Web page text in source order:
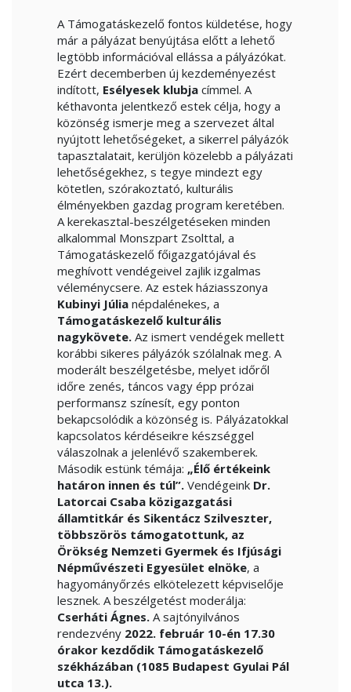
A Támogatáskezelő fontos küldetése, hogy
már a pályázat benyújtása előtt a lehető
legtöbb információval ellássa a pályázókat.
Ezért decemberben új kezdeményezést
indított, Esélyesek klubja címmel. A
kéthavonta jelentkező estek célja, hogy a
közönség ismerje meg a szervezet által
nyújtott lehetőségeket, a sikerrel pályázók
tapasztalatait, kerüljön közelebb a pályázati
lehetőségekhez, s tegye mindezt egy
kötetlen, szórakoztató, kulturális
élményekben gazdag program keretében.
A kerekasztal-beszélgetéseken minden
alkalommal Monszpart Zsolttal, a
Támogatáskezelő főigazgatójával és
meghívott vendégeivel zajlik izgalmas
véleménycsere. Az estek háziasszonya
Kubinyi Júlia népdalénekes, a
Támogatáskezelő kulturális
nagykövete. Az ismert vendégek mellett
korábbi sikeres pályázók szólalnak meg. A
moderált beszélgetésbe, melyet időről
időre zenés, táncos vagy épp prózai
performansz színesít, egy ponton
bekapcsolódik a közönség is. Pályázatokkal
kapcsolatos kérdéseikre készséggel
válaszolnak a jelenlévő szakemberek.
Második estünk témája: „Élő értékeink
határon innen és túl”. Vendégeink Dr.
Latorcai Csaba közigazgatási
államtitkár és Sikentácz Szilveszter,
többszörös támogatottunk, az
Örökség Nemzeti Gyermek és Ifjúsági
Népművészeti Egyesület elnöke, a
hagyományőrzés elkötelezett képviselője
lesznek. A beszélgetést moderálja:
Cserháti Ágnes. A sajtónyilvános
rendezvény 2022. február 10-én 17.30
órakor kezdődik Támogatáskezelő
székházában (1085 Budapest Gyulai Pál
utca 13.).